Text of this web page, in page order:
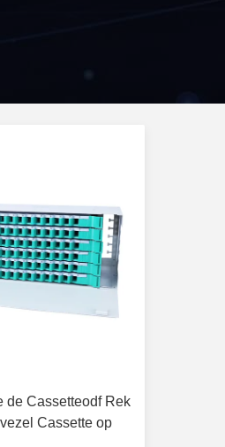
de Cassetteodf Rek
Cassette op